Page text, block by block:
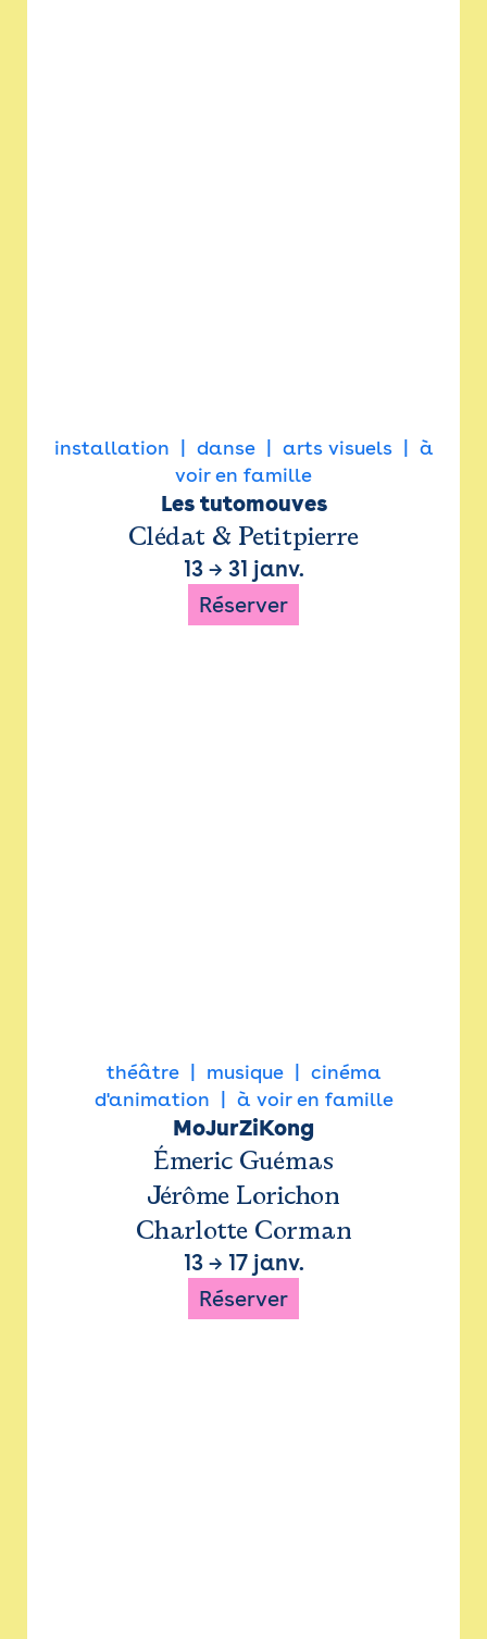
installation danse arts visuels
à
voir en famille
Les tutomouves
Clédat & Petitpierre
13→ 31 janv.
Réserver
théâtre musique
cinéma
d'animation
à voir en famille
MoJurZiKong
Émeric Guémas
Jérôme Lorichon
Charlotte Corman
13→ 17 janv.
Réserver